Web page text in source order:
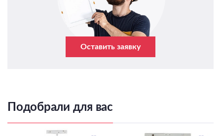
Оставить заявку
Подобрали для вас